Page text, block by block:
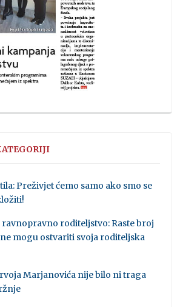
Preživjet ćemo samo ako smo se
ravnopravno roditeljstvo: Raste broj
mogu ostvariti svoja roditeljska
Marjanovića nije bilo ni traga